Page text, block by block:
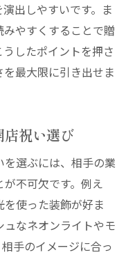
出しやすいです。ま
やすくすることで贈
したポイントを押さ
最大限に引き出せま
祝い選び
選ぶには、相手の業
不可欠です。例え
使った装飾が好ま
なネオンライトやモ
手のイメージに合っ